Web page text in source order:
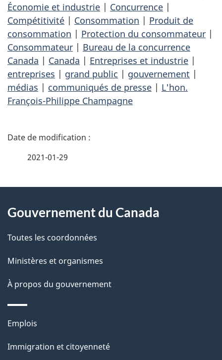
Économie et industrie | Concurrence |
Compétitivité | Consommation | Produit de
consommation | Protection du consommateur |
Consommateur | Bureau de la concurrence
Canada | Canada | Entreprises et industrie |
entreprises | grand public | gouvernement |
médias | communiqués de presse | L'hon.
François-Philippe Champagne
D
i
l
s
d
e
l
a
2021-01-29
propos
de
ce
site
Gouvernement du Canada
Toutes les coordonnées
Ministères et organismes
À propos du gouvernement
Thèmes
sujets
Emplois
Immigration et citoyenneté